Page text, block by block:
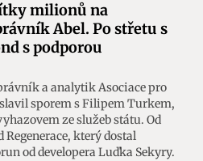
milionů na
Abel. Po střetu s
s podporou
a analytik Asociace pro
sporem s Filipem Turkem,
ze služeb státu. Od
který dostal
od developera Luďka Sekyry.